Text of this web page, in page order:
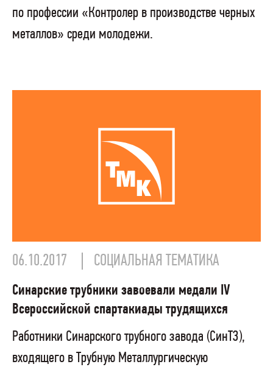
по профессии «Контролер в производстве черных
металлов» среди молодежи.
06.10.2017 СОЦИАЛЬНАЯ ТЕМАТИКА
Синарские трубники завоевали медали IV
Всероссийской спартакиады трудящихся
Работники Синарского трубного завода (СинТЗ),
входящего в Трубную Металлургическую